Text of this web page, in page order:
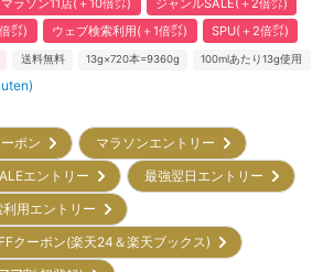
マラソン11店(＋10倍㌽)
ジャンルSALE(＋2倍㌽)
㌽)
ウェブ検索利用(＋1倍㌽) SPU(＋2倍㌽)
送料無料 13g×720本=9360g 100mlあたり13g使用
ポン
マラソンエントリー
エントリー
最強翌日エントリー
利用エントリー
クーポン(楽天24＆楽天ブックス)